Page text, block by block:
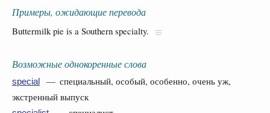
Примеры, ожидающие перевода
Buttermilk pie is a Southern specialty.
Возможные однокоренные слова
special
— специальный, особый, особенно, очень уж,
экстренный выпуск